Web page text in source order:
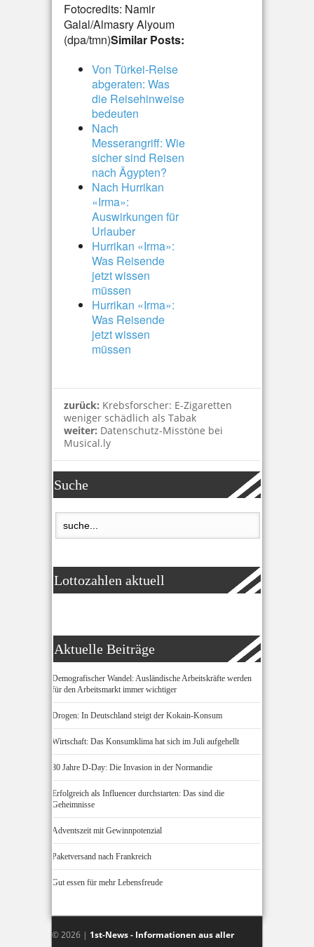
Fotocredits: Namir
Galal/Almasry Alyoum
(dpa/tmn)Similar Posts:
Von Türkei-Reise
abgeraten: Was
die Reisehinweise
bedeuten
Nach
Messerangriff: Wie
sicher sind Reisen
nach Ägypten?
Nach Hurrikan
«Irma»:
Auswirkungen für
Urlauber
Hurrikan «Irma»:
Was Reisende
jetzt wissen
müssen
Hurrikan «Irma»:
Was Reisende
jetzt wissen
müssen
zurück: Krebsforscher: E-Zigaretten
weniger schädlich als Tabak
weiter: Datenschutz-Misstöne bei
Musical.ly
Suche
Lottozahlen aktuell
Aktuelle Beiträge
Demografischer Wandel: Ausländische Arbeitskräfte werden
für den Arbeitsmarkt immer wichtiger
Drogen: In Deutschland steigt der Kokain-Konsum
Wirtschaft: Das Konsumklima hat sich im Juli aufgehellt
80 Jahre D-Day: Die Invasion in der Normandie
Erfolgreich als Influencer durchstarten: Das sind die
Geheimnisse
Adventszeit mit Gewinnpotenzial
Paketversand nach Frankreich
Gut essen für mehr Lebensfreude
© 2026 | 1st-News - Informationen aus aller